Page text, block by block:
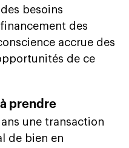
besoins
des
accrue des
de ce
prendre
une transaction
de bien en